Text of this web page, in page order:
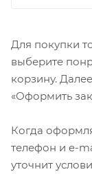
Для покупки
выберите
корзину.
«Оформить
Когда
телефон и e-
уточнит